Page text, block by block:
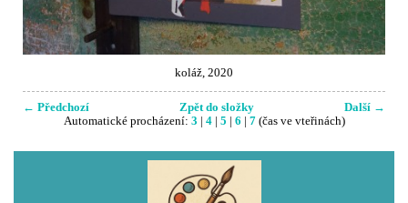
koláž, 2020
← Předchozí Další →
Zpět do složky
Automatické procházení: 3 4| 5 6 7(čas ve vteřinách)